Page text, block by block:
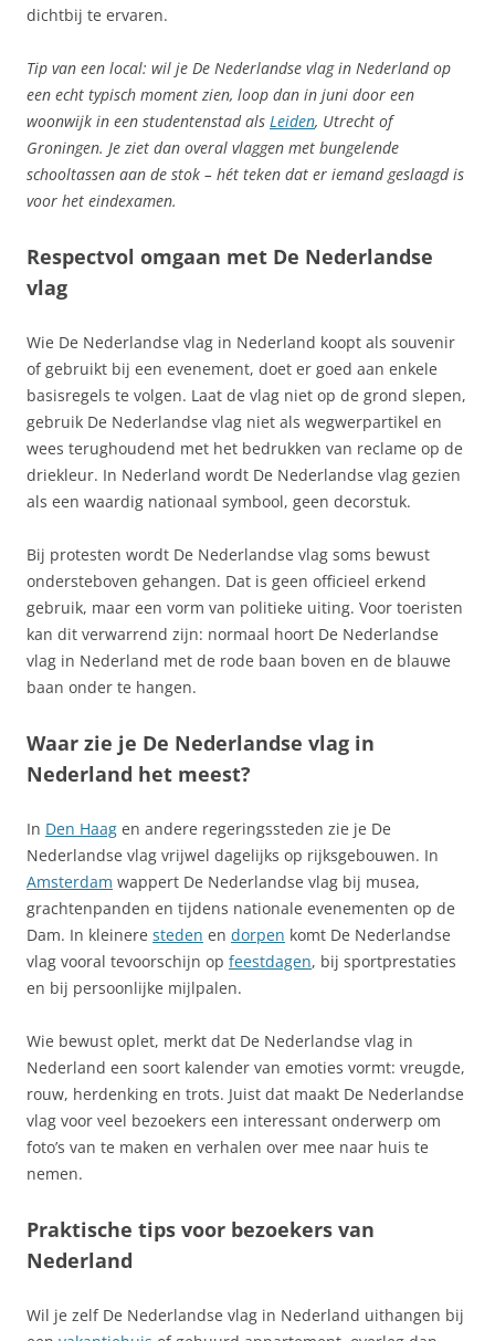
dichtbij te ervaren.
Tip van een local: wil je De Nederlandse vlag in Nederland op
een echt typisch moment zien, loop dan in juni door een
woonwijk in een studentenstad als Leiden, Utrecht of
Groningen. Je ziet dan overal vlaggen met bungelende
schooltassen aan de stok – hét teken dat er iemand geslaagd is
voor het eindexamen.
Respectvol omgaan met De Nederlandse
vlag
Wie De Nederlandse vlag in Nederland koopt als souvenir
of gebruikt bij een evenement, doet er goed aan enkele
basisregels te volgen. Laat de vlag niet op de grond slepen,
gebruik De Nederlandse vlag niet als wegwerpartikel en
wees terughoudend met het bedrukken van reclame op de
driekleur. In Nederland wordt De Nederlandse vlag gezien
als een waardig nationaal symbool, geen decorstuk.
Bij protesten wordt De Nederlandse vlag soms bewust
ondersteboven gehangen. Dat is geen officieel erkend
gebruik, maar een vorm van politieke uiting. Voor toeristen
kan dit verwarrend zijn: normaal hoort De Nederlandse
vlag in Nederland met de rode baan boven en de blauwe
baan onder te hangen.
Waar zie je De Nederlandse vlag in
Nederland het meest?
In Den Haag en andere regeringssteden zie je De
Nederlandse vlag vrijwel dagelijks op rijksgebouwen. In
Amsterdam wappert De Nederlandse vlag bij musea,
grachtenpanden en tijdens nationale evenementen op de
Dam. In kleinere steden en dorpen komt De Nederlandse
vlag vooral tevoorschijn op feestdagen, bij sportprestaties
en bij persoonlijke mijlpalen.
Wie bewust oplet, merkt dat De Nederlandse vlag in
Nederland een soort kalender van emoties vormt: vreugde,
rouw, herdenking en trots. Juist dat maakt De Nederlandse
vlag voor veel bezoekers een interessant onderwerp om
foto’s van te maken en verhalen over mee naar huis te
nemen.
Praktische tips voor bezoekers van
Nederland
Wil je zelf De Nederlandse vlag in Nederland uithangen bij